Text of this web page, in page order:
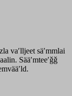
vaʹlljeet säʹmmlai
Sääʹmteeʹǧǧ